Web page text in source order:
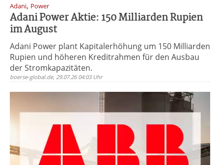
Adani, Power
Adani Power Aktie: 150 Milliarden Rupien
im August
Adani Power plant Kapitalerhöhung um 150 Milliarden
Rupien und höheren Kreditrahmen für den Ausbau
der Stromkapazitäten.
boerse-global.de, 29.07.26 04:03 Uhr